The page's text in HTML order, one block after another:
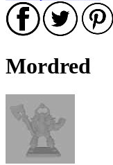
Mordred